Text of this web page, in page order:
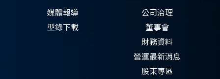
媒體報導
型錄下載
公司治理
董事會
財務資料
營運最新消息
股東專區